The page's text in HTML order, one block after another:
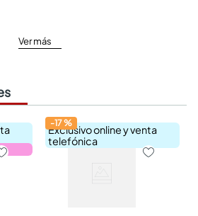
Ver más
Exclusivo online y venta
telefónica
-17%